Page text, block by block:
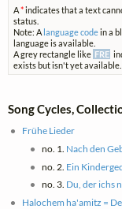
A*indicates that a text
status.
Note: A language codein a
language is available.
A grey rectangle like FRE
exists but isn't yet available.
Song Cycles,
Frühe Lieder
no. 1. Nach den
no. 2. Ein
no. 3. Du, der ichs
Halochem ha'amitz =